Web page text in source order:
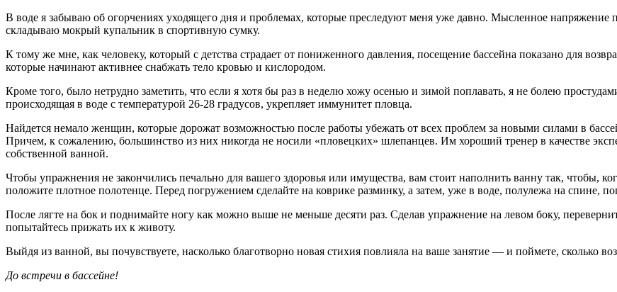
В воде я забываю об огорчениях уходящего дня и проблемах, которые преследуют меня уже давно. Мысленное напряжение
складываю мокрый купальник в спортивную сумку.
К тому же мне, как человеку, который с детства страдает от пониженного давления, посещение бассейна показано для
которые начинают активнее снабжать тело кровью и кислородом.
Кроме того, было нетрудно заметить, что если я хотя бы раз в неделю хожу осенью и зимой поплавать, я не болею
происходящая в воде с температурой 26-28 градусов, укрепляет иммунитет пловца.
Найдется немало женщин, которые дорожат возможностью после работы убежать от всех проблем за новыми силами в
Причем, к сожалению, большинство из них никогда не носили «пловецких» шлепанцев. Им хороший тренер в качестве
собственной ванной.
Чтобы упражнения не закончились печально для вашего здоровья или имущества, вам стоит наполнить ванну так, чтобы,
положите плотное полотенце. Перед погружением сделайте на коврике разминку, а затем, уже в воде, полулежа на спине,
После лягте на бок и поднимайте ногу как можно выше не меньше десяти раз. Сделав упражнение на левом боку,
попытайтесь прижать их к животу.
Выйдя из ванной, вы почувствуете, насколько благотворно новая стихия повлияла на ваше занятие — и поймете, сколько
До встречи в бассейне!